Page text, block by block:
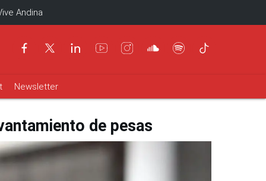
Andina
Newsletter
de pesas